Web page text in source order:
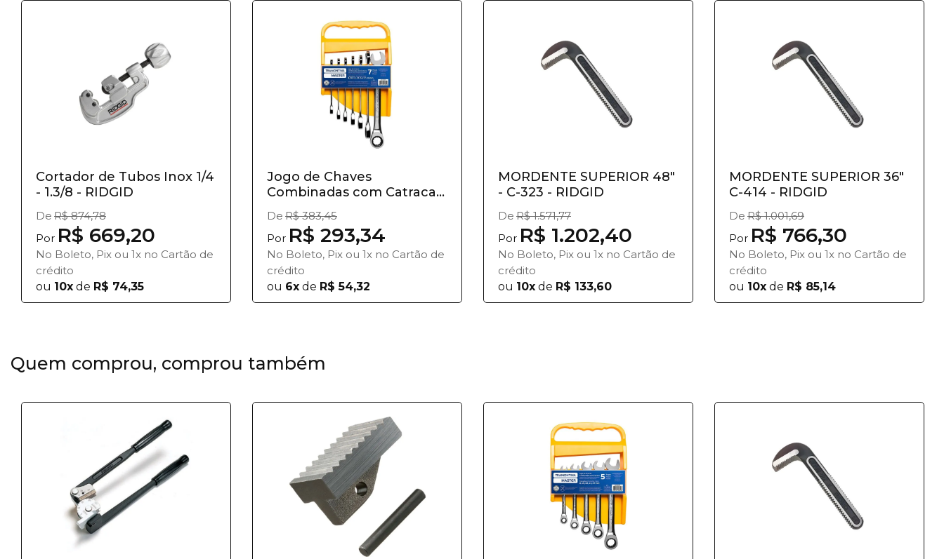
Cortador de Tubos Inox 1/4
- 1.3/8 - RIDGID
De R$ 874,78
Por R$ 669,20
No Boleto, Pix ou 1x no Cartão de
crédito
ou 10x de R$ 74,35
Jogo de Chaves
Combinadas com Catraca 7
Peças T...
De R$ 383,45
Por R$ 293,34
No Boleto, Pix ou 1x no Cartão de
crédito
ou 6x de R$ 54,32
MORDENTE SUPERIOR 48"
- C-323 - RIDGID
De R$ 1.571,77
Por R$ 1.202,40
No Boleto, Pix ou 1x no Cartão de
crédito
ou 10x de R$ 133,60
MORDENTE SUPERIOR 36"
C-414 - RIDGID
De R$ 1.001,69
Por R$ 766,30
No Boleto, Pix ou 1x no Cartão de
crédito
ou 10x de R$ 85,14
Quem comprou, comprou também